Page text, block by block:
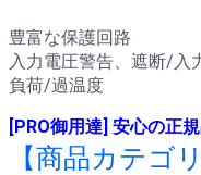
豊富な保護回路
入力電圧警告、遮断/入
負荷/過温度
[PRO御用達] 安心の正
【商品カテゴリ